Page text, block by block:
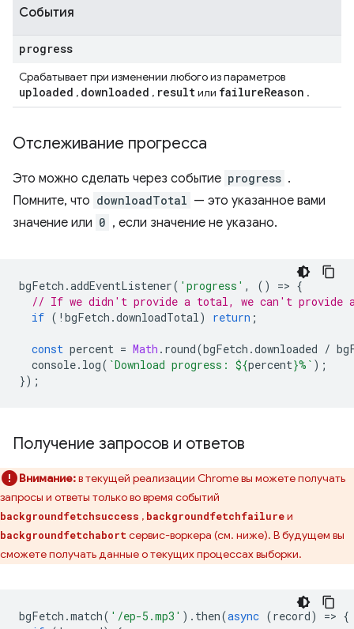
События
progress
Срабатывает при изменении любого из параметров
uploaded , downloaded , resultили failureReason .
Отслеживание прогресса
Это можно сделать через событие progress .
Помните, что downloadTotal — это указанное вами
значение или 0 , если значение не указано.
bgFetch .addEventListener( 'progress' , () => {
// If we didn't provide a total, we can't provide
if ( ! bgFetch .downloadTotal) return ;
const percent = Math . round(bgFetch .downloaded /
console. log( `Download progress: ${percent}%` );
});
Получение запросов и ответов
Внимание:в текущей реализации Chrome вы можете получать
запросы и ответы только во время событий
backgroundfetchsuccess , backgroundfetchfailureи
backgroundfetchabort сервис-воркера (см. ниже). В будущем вы
сможете получать данные о текущих процессах выборки.
bgFetch .match( '/ep-5.mp3' ). then(async (record) => {